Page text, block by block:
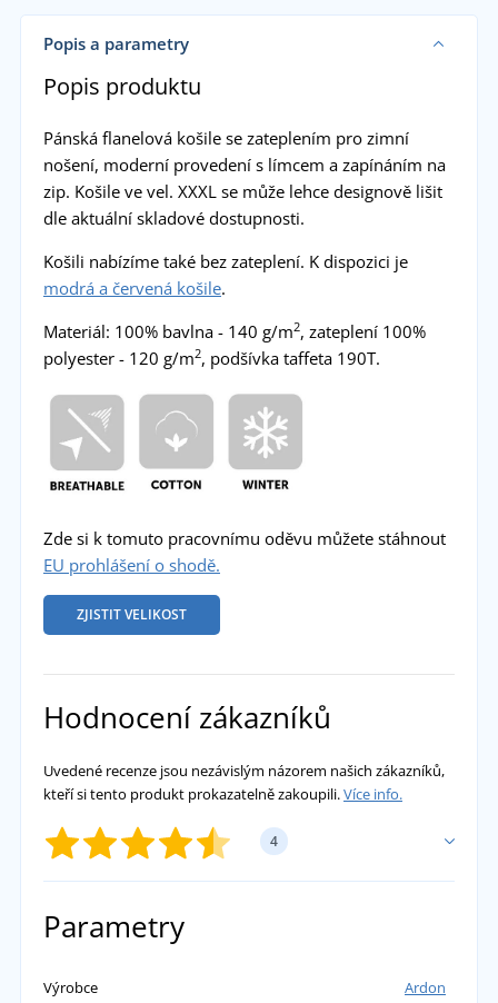
Popis a parametry
Popis produktu
Pánská flanelová košile se zateplením pro zimní
nošení, moderní provedení s límcem a zapínáním na
zip. Košile ve vel. XXXL se může lehce designově lišit
dle aktuální skladové dostupnosti.
Košili nabízíme také bez zateplení. K dispozici je
modrá a červená košile.
Materiál: 100% bavlna - 140 g/m2, zateplení 100%
polyester - 120 g/m2, podšívka taffeta 190T.
Zde si k tomuto pracovnímu oděvu můžete stáhnout
EU prohlášení o shodě.
ZJISTIT VELIKOST
Hodnocení zákazníků
Uvedené recenze jsou nezávislým názorem našich zákazníků,
kteří si tento produkt prokazatelně zakoupili.Více info.
4
Kateřina
Parametry
Výrobce Ardon